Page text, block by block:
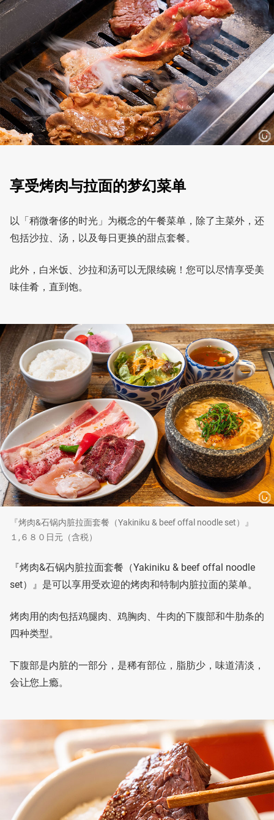
享受烤肉与拉面的梦幻菜单
以「稍微奢侈的时光」为概念的午餐菜单，除了主菜外，还
包括沙拉、汤，以及每日更换的甜点套餐。
此外，白米饭、沙拉和汤可以无限续碗！您可以尽情享受美
味佳肴，直到饱。
『烤肉&石锅内脏拉面套餐（Yakiniku & beef offal noodle set）』
１,６８０日元（含税）
『烤肉&石锅内脏拉面套餐（Yakiniku & beef offal noodle
set）』是可以享用受欢迎的烤肉和特制内脏拉面的菜单。
烤肉用的肉包括鸡腿肉、鸡胸肉、牛肉的下腹部和牛肋条的
四种类型。
下腹部是内脏的一部分，是稀有部位，脂肪少，味道清淡，
会让您上瘾。